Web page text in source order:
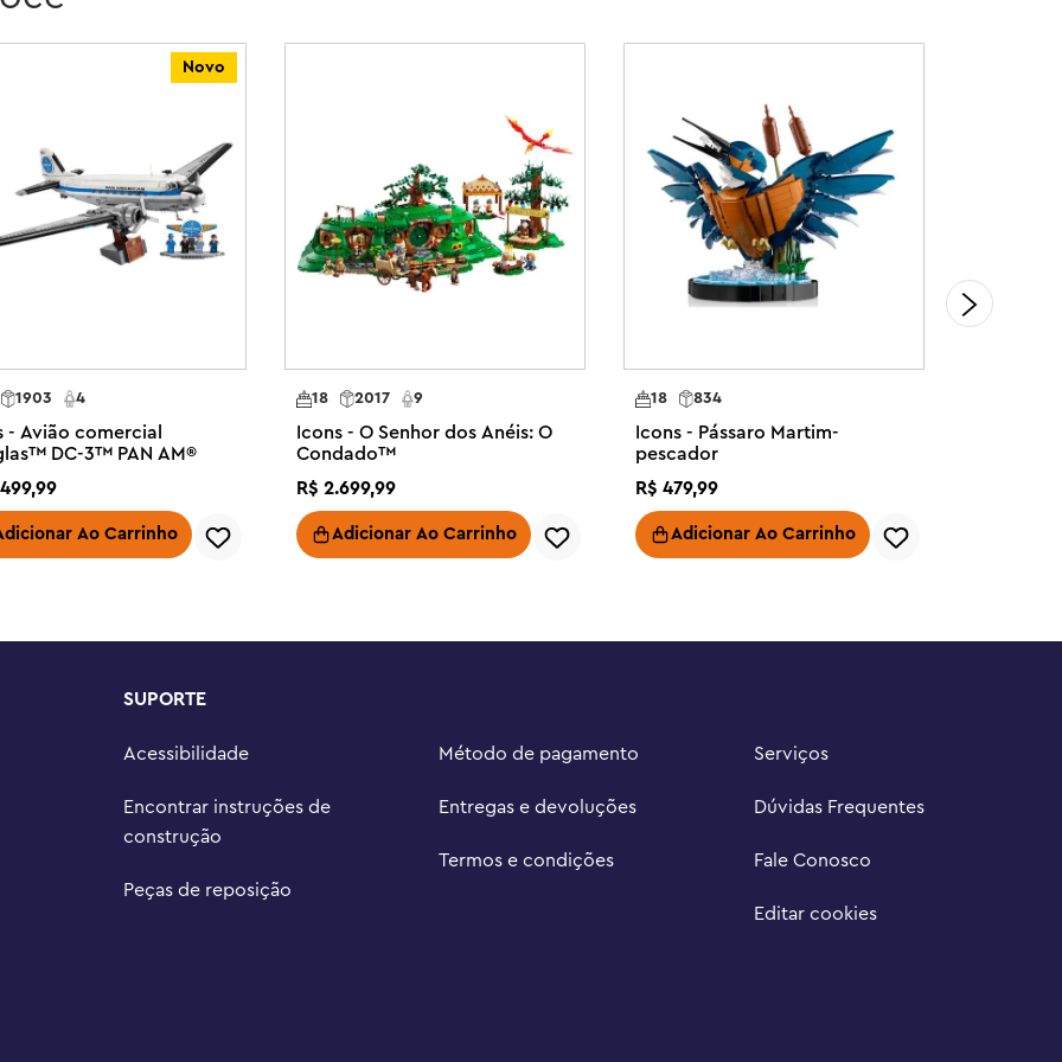
o aplicativo LEGO® Builder – dê
digitais passo a passo. O
Icons Douglas™ DC-3™
o que você precisa para
DC-3™ da PAN AM®, além
para revelar um cockpit
Em seguida, gire um botão
Pan Am para as minifiguras do
retrô uma peça central que
este kit de modelo de avião
o modelo em 3D, acompanhar
especificamente para
exibição, neste conjunto de
cm de altura, 51 cm de
Novo
1903 4
- Avião comercial
DC-3™ PAN AM®
499,99
Ao Carrinho
2017 9
18
Icons - O Senhor dos Anéis: O
Condado™
R$ 2.699,99
Adicionar Ao Carrinho
834
18
Icons - Pássaro Martim-
pescador
R$ 479,99
Adicionar Ao Carrinho
SUPORTE
Acessibilidade
Encontrar instruções de
construção
Peças de reposição
Método de pagamento
Entregas e devoluções
Termos e condições
Serviços
Dúvidas Frequentes
Fale Conosco
Editar cookies